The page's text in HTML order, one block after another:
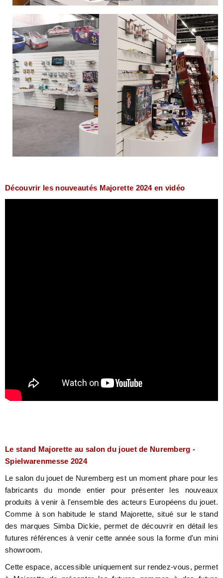
Découvrir les nouveautés Majorette 2024 en vidéo
Le stand Majorette au salon du jouet de Nuremberg -
Spielwarenmesse 2024
Le salon du jouet de Nuremberg est un moment phare pour les
fabricants du monde entier pour présenter les nouveaux
produits à venir à l'ensemble des acteurs Européens du jouet.
Comme à son habitude le stand Majorette, situé sur le stand
des marques Simba Dickie, permet de découvrir en détail les
futures références à venir cette année sous la forme d'un mini
showroom.
Cette espace, accessible uniquement sur rendez-vous, permet